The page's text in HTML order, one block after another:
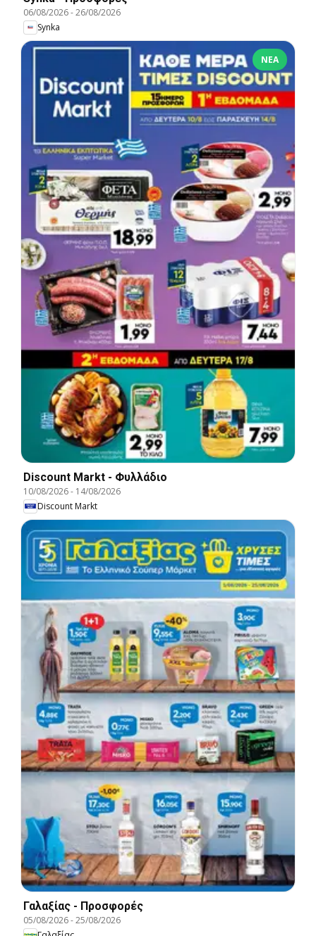
06/08/2026-26/08/2026
Synka
ΝΈΑ
Discount Markt - Φυλλάδιο
10/08/2026- 14/08/2026
Discount Markt
Γαλαξίας - Προσφορές
05/08/2026-25/08/2026